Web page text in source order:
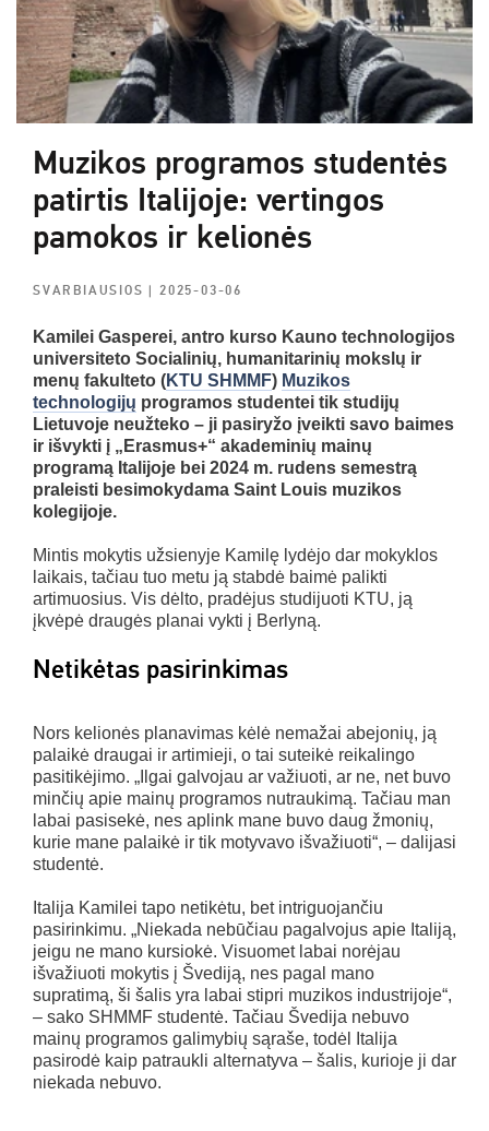
Muzikos programos studentės
patirtis Italijoje: vertingos
pamokos ir kelionės
SVARBIAUSIOS| 2025-03-06
Kamilei Gasperei, antro kurso Kauno technologijos
universiteto Socialinių, humanitarinių mokslų ir
menų fakulteto (KTU SHMMF) Muzikos
technologijų programos studentei tik studijų
Lietuvoje neužteko – ji pasiryžo įveikti savo baimes
ir išvykti į „Erasmus+“ akademinių mainų
programą Italijoje bei 2024 m. rudens semestrą
praleisti besimokydama Saint Louis muzikos
kolegijoje.
Mintis mokytis užsienyje Kamilę lydėjo dar mokyklos
laikais, tačiau tuo metu ją stabdė baimė palikti
artimuosius. Vis dėlto, pradėjus studijuoti KTU, ją
įkvėpė draugės planai vykti į Berlyną.
Netikėtas pasirinkimas
Nors kelionės planavimas kėlė nemažai abejonių, ją
palaikė draugai ir artimieji, o tai suteikė reikalingo
pasitikėjimo. „Ilgai galvojau ar važiuoti, ar ne, net buvo
minčių apie mainų programos nutraukimą. Tačiau man
labai pasisekė, nes aplink mane buvo daug žmonių,
kurie mane palaikė ir tik motyvavo išvažiuoti“, – dalijasi
studentė.
Italija Kamilei tapo netikėtu, bet intriguojančiu
pasirinkimu. „Niekada nebūčiau pagalvojus apie Italiją,
jeigu ne mano kursiokė. Visuomet labai norėjau
išvažiuoti mokytis į Švediją, nes pagal mano
supratimą, ši šalis yra labai stipri muzikos industrijoje“,
– sako SHMMF studentė. Tačiau Švedija nebuvo
mainų programos galimybių sąraše, todėl Italija
pasirodė kaip patraukli alternatyva – šalis, kurioje ji dar
niekada nebuvo.